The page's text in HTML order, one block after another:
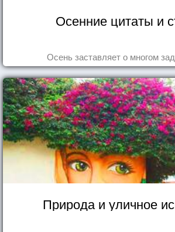
Осенние цитаты и
Осень заставляет о многом
Природа и уличное